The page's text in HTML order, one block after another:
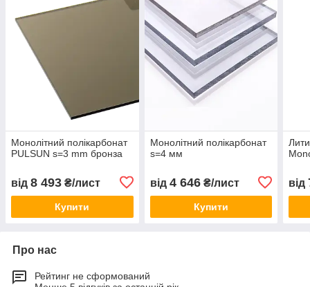
Монолітний полікарбонат
PULSUN s=3 mm бронза
від 8 493 ₴/лист
Купити
Монолітний полікарбонат
s=4 мм
від 4 646₴/лист
Купити
від
Про нас
Рейтинг не сформований